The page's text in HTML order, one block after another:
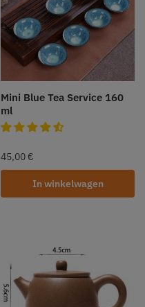
Mini Blue Tea Service 160
ml
45,00 €
In winkelwagen